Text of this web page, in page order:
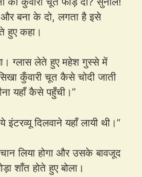
और बना के दो, लगता है इसे
हुए कहा।
ग्लास लेते हुए महेश गुस्से में
कुँवारी चूत कैसे चोदी जाती
यहाँ कैसे पहुँची।”
दिलवाने यहाँ लायी थी।”
लिया होगा और उसके बावजूद
शाँत होते हुए बोला।